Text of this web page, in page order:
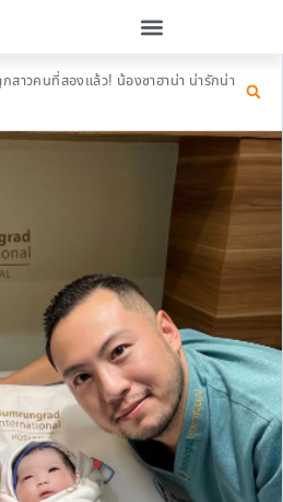
สาวคนที่สองแล้ว! น้องซาฮาน่า น่ารักน่า